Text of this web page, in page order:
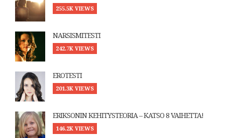
255.5K VIEWS
NARSISMITESTI
242.7K VIEWS
EROTESTI
201.3K VIEWS
ERIKSONIN KEHITYSTEORIA – KATSO 8 VAIHETTA!
146.2K VIEWS